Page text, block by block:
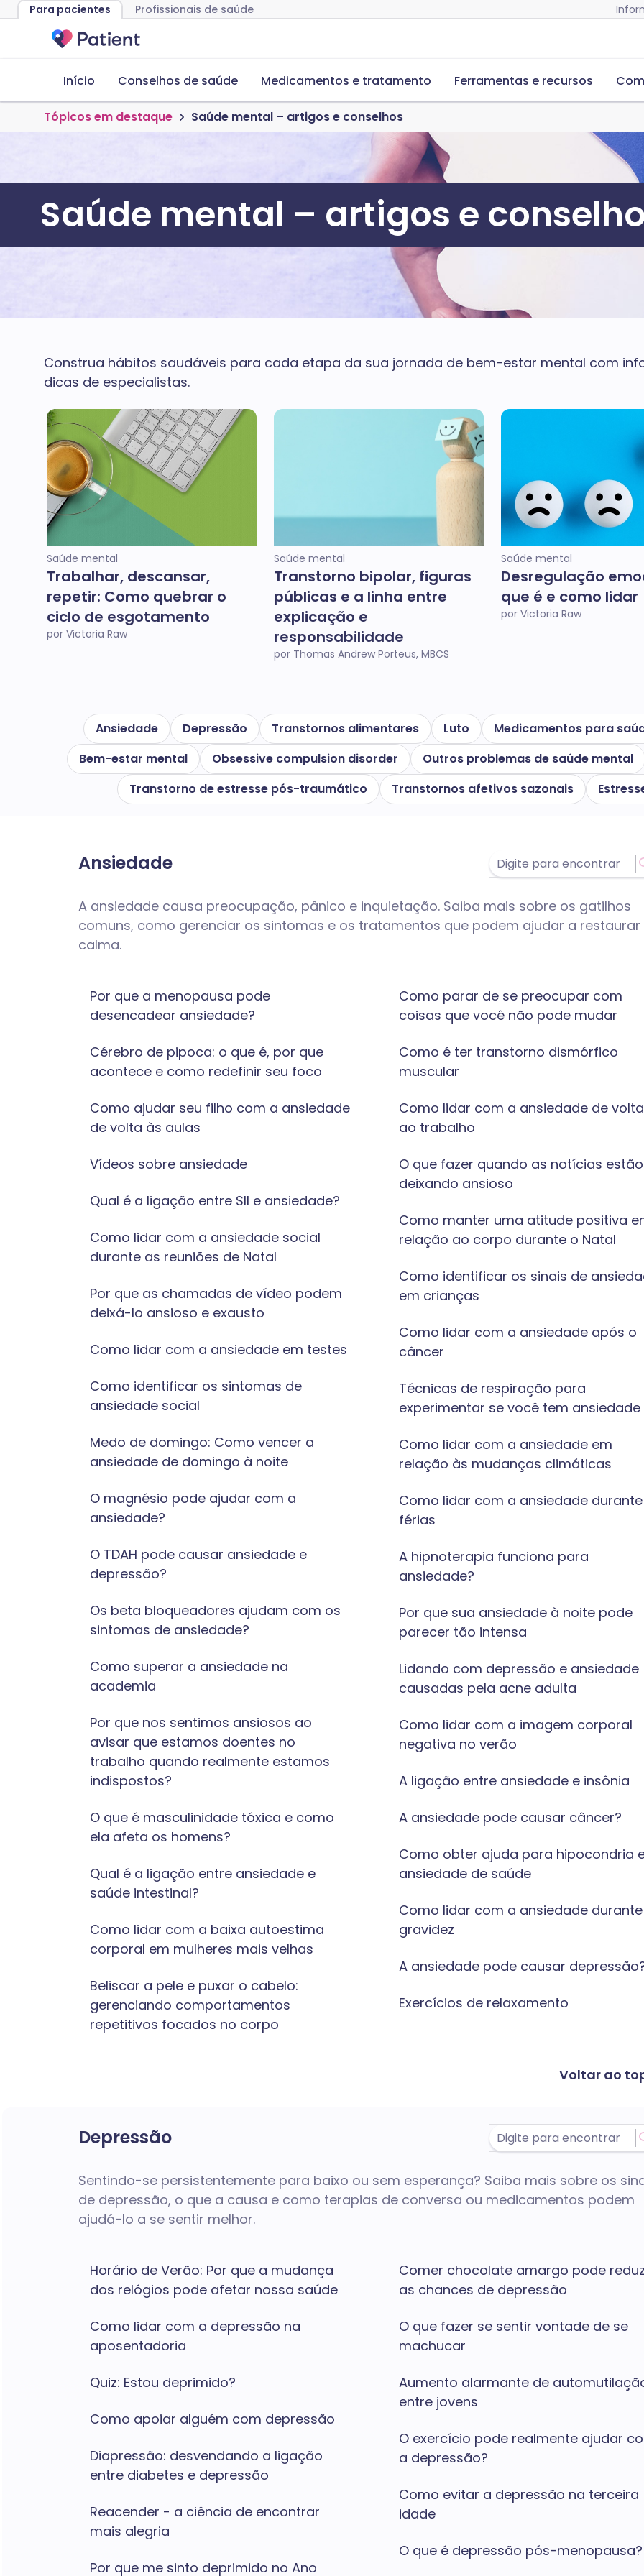
Para pacientes Profissionais de saúde
Início Conselhos de saúde Medicamentos e tratamento Ferramentas e recursos
Tópicos em destaque Saúde mental – artigos e conselhos
Saúde mental – artigos e
Ansiedade Depressão Transtornos alimentares Luto
Medicamentos para
Bem-estar mental
Obsessive compulsion disorder
Outros problemas de saúde mental
Transtorno de estresse pós-traumático
Transtornos afetivos sazonais
Construa hábitos saudáveis para cada etapa da sua jornada de bem-estar mental com
dicas de especialistas.
Saúde mental
Trabalhar, descansar,
repetir: Como quebrar o
ciclo de esgotamento
por Victoria Raw
Saúde mental
Transtorno bipolar, figuras
públicas e a linha entre
explicação e
responsabilidade
por Thomas Andrew Porteus, MBCS
Saúde mental
Desregulação
que é e como lidar
por Victoria Raw
Ansiedade
A ansiedade causa preocupação, pânico e inquietação. Saiba mais sobre os gatilhos
comuns, como gerenciar os sintomas e os tratamentos que podem ajudar a restaurar
calma.
Por que a menopausa pode
desencadear ansiedade?
Cérebro de pipoca: o que é, por que
acontece e como redefinir seu foco
Como ajudar seu filho com a ansiedade
de volta às aulas
Vídeos sobre ansiedade
Qual é a ligação entre SII e ansiedade?
Como lidar com a ansiedade social
durante as reuniões de Natal
Por que as chamadas de vídeo podem
deixá-lo ansioso e exausto
Como lidar com a ansiedade em testes
Como identificar os sintomas de
ansiedade social
Medo de domingo: Como vencer a
ansiedade de domingo à noite
O magnésio pode ajudar com a
ansiedade?
O TDAH pode causar ansiedade e
depressão?
Os beta bloqueadores ajudam com os
sintomas de ansiedade?
Como superar a ansiedade na
academia
Por que nos sentimos ansiosos ao
avisar que estamos doentes no
trabalho quando realmente estamos
indispostos?
O que é masculinidade tóxica e como
ela afeta os homens?
Qual é a ligação entre ansiedade e
saúde intestinal?
Como lidar com a baixa autoestima
corporal em mulheres mais velhas
Beliscar a pele e puxar o cabelo:
gerenciando comportamentos
repetitivos focados no corpo
Como parar de se preocupar com
coisas que você não pode mudar
Como é ter transtorno dismórfico
muscular
Como lidar com a ansiedade de
ao trabalho
O que fazer quando as notícias
deixando ansioso
Como manter uma atitude positiva
relação ao corpo durante o Natal
Como identificar os sinais de
em crianças
Como lidar com a ansiedade após o
câncer
Técnicas de respiração para
experimentar se você tem ansiedade
Como lidar com a ansiedade em
relação às mudanças climáticas
Como lidar com a ansiedade
férias
A hipnoterapia funciona para
ansiedade?
Por que sua ansiedade à noite pode
parecer tão intensa
Lidando com depressão e ansiedade
causadas pela acne adulta
Como lidar com a imagem corporal
negativa no verão
A ligação entre ansiedade e insônia
A ansiedade pode causar câncer?
Como obter ajuda para hipocondria
ansiedade de saúde
Como lidar com a ansiedade
gravidez
A ansiedade pode causar
Exercícios de relaxamento
Voltar ao
Depressão
Sentindo-se persistentemente para baixo ou sem esperança? Saiba mais sobre os
de depressão, o que a causa e como terapias de conversa ou medicamentos podem
ajudá-lo a se sentir melhor.
Horário de Verão: Por que a mudança
dos relógios pode afetar nossa saúde
Como lidar com a depressão na
aposentadoria
Quiz: Estou deprimido?
Como apoiar alguém com depressão
Diapressão: desvendando a ligação
entre diabetes e depressão
Reacender - a ciência de encontrar
mais alegria
Por que me sinto deprimido no Ano
Comer chocolate amargo pode
as chances de depressão
O que fazer se sentir vontade de se
machucar
Aumento alarmante de
entre jovens
O exercício pode realmente ajudar
a depressão?
Como evitar a depressão na terceira
idade
O que é depressão pós-menopausa?